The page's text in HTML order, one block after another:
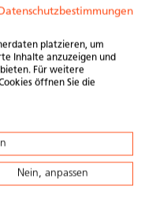
Datenschutzbestimmungen
platzieren, um
Inhalte anzuzeigen und
Für weitere
öffnen Sie die
Nein, anpassen